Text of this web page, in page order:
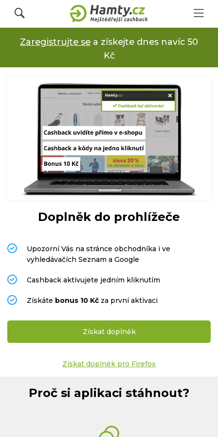
Přihlásit se
Obchody
Kupóny a slevy
Jak to funguje
Dárkové karty s cashbackem
Copyright © 2019 - 2026. Všechna práva vyhrazena.
Zaregistrujte se a získejte dnes navíc 50
Kč
Doplněk do prohlížeče
Upozorní Vás na stránce obchodníka i ve
vyhledávačích Seznam a Google
Cashback aktivujete jedním kliknutím
Získáte bonus 10 Kč za první aktivaci
Získat doplněk
Získat doplněk pro Firefox
Proč si aplikaci stáhnout?